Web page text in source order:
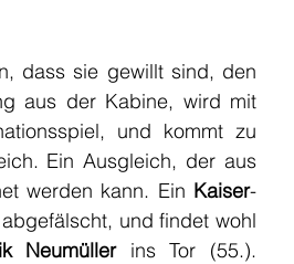
dass sie gewillt sind, den
aus der Kabine, wird mit
und kommt zu
Ein Ausgleich, der aus
werden kann. Ein Kaiser-
und findet wohl
Neumüller ins Tor (55.).